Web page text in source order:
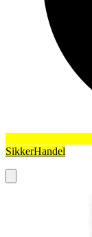
SikkerHandel